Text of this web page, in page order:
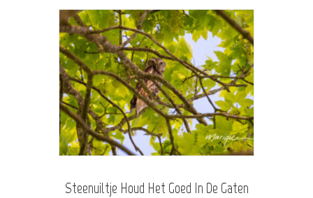
Steenuiltje Houd Het Goed In De Gaten